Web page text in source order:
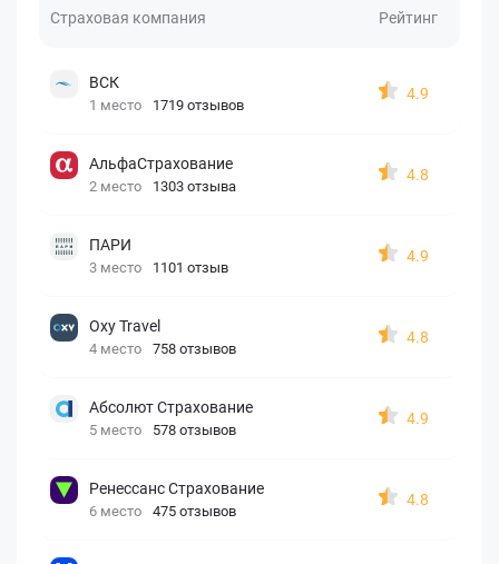
Страховая компания Рейтинг
ВСК
1 место 1719 отзывов
4.9
АльфаСтрахование
2 место 1303 отзыва
4.8
ПАРИ
3 место 1101 отзыв
4.9
Oxy Travel
4 место 758 отзывов
4.8
Абсолют Страхование
5 место 578 отзывов
4.9
Ренессанс Страхование
6 место 475 отзывов
4.8